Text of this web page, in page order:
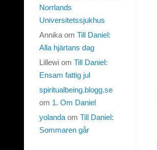
Norrlands
Universitetssjukhus
Annika om Till Daniel:
Alla hjärtans dag
Lillewi om Till Daniel:
Ensam fattig jul
spiritualbeing.blogg.se
om 1. Om Daniel
yolanda om Till Daniel:
Sommaren går